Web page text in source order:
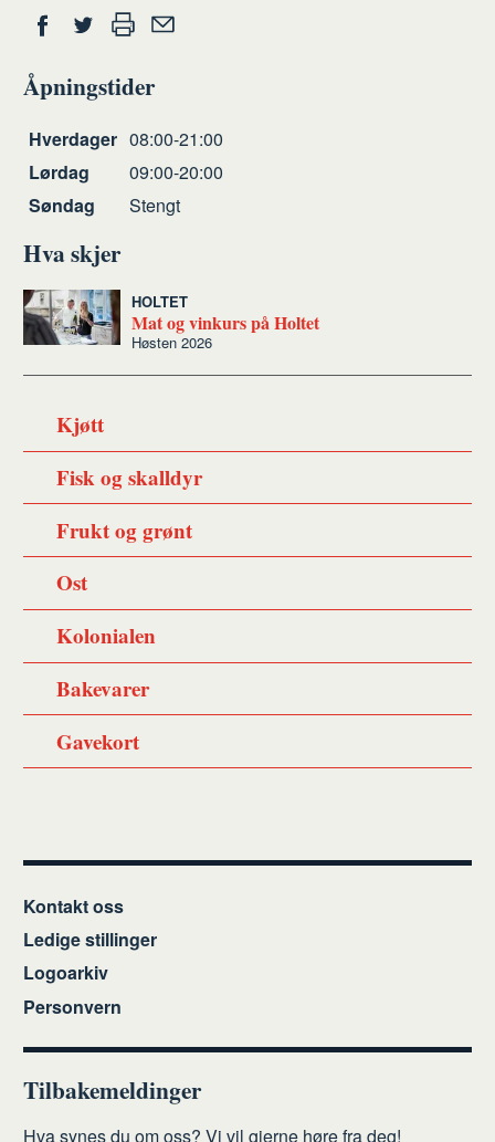
Del
på
Facebook
på
Twitter
ut
venn
Åpningstider
Åpningstider
Hverdager 08:00-21:00
Lørdag
09:00-20:00
Søndag
Stengt
Hva skjer
HOLTET
Mat og vinkurs på Holtet
Høsten 2026
Kjøtt
Fisk og skalldyr
Frukt og grønt
Ost
Kolonialen
Bakevarer
Gavekort
Kontakt oss
Ledige stillinger
Logoarkiv
Personvern
Tilbakemeldinger
Hva synes du om oss? Vi vil gjerne høre fra deg!